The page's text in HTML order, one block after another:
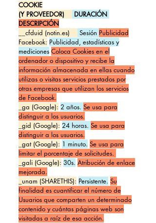
COOKIE
(Y PROVEEDOR)
DURACIÓN
DESCRIPCIÓN
__cfduid (notin.es)
Sesión Publicidad
Facebook: Publicidad, estadísticas y
mediciones Coloca Cookies en el
ordenador o dispositivo y recibe la
información almacenada en ellas cuando
utilizas o visitas servicios prestados por
otras empresas que utilizan los servicios
de Facebook.
_ga (Google): 2 años. Se usa para
distinguir a los usuarios.
_gid (Google): 24 horas. Se usa para
distinguir a los usuarios.
_gat (Google): 1 minuto. Se usa para
limitar el porcentaje de solicitudes.
_gali (Google): 30s. Atribución de enlace
mejorada.
_unam (SHARETHIS): Persistente. Su
finalidad es cuantificar el número de
Usuarios que comparten un determinado
contenido y cuántas páginas web son
visitadas a raíz de esa acción.